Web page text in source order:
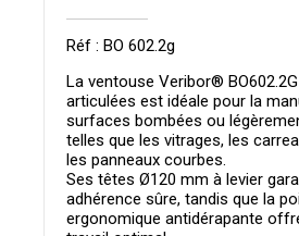
Réf : BO 602.2g
La ventouseVeribor® BO602.2G
articulées est idéale pour la
surfaces bombées ou
telles que les vitrages, les
les panneaux courbes.
Sestêtes Ø120 mm à levier
adhérence sûre, tandis que la
ergonomique antidérapante